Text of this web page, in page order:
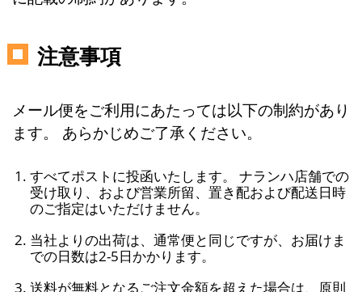
注意事項
メール便をご利用にあたっては以下の制約があり
ます。 あらかじめご了承ください。
すべてポストに投函いたします。 ナランハ店舗での
受け取り、および営業所留、置き配および配送日時
のご指定はいただけません。
当社よりの出荷は、通常便と同じですが、お届けま
での日数は2-5日かかります。
送料が無料となるご注文金額を超えた場合は、原則